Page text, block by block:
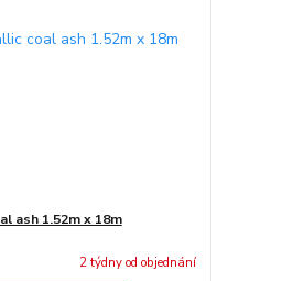
ash 1.52m x 18m
2 týdny od objednání